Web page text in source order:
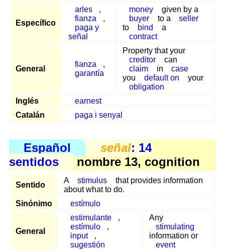
Específico
arles
,
fianza
,
paga y
señal
money
given by a
buyer
to a
seller
to
bind
a
contract
General
fianza
,
garantía
Property that your
creditor
can
claim
in
case
you
default on
your
obligation
Inglés
earnest
Catalán
paga i senyal
Español señal: 14
sentidos
nombre 13, cognition
Sentido
A stimulus
that provides information
about what to do.
Sinónimo
estímulo
General
estimulante
,
estímulo
,
input
,
sugestión
Any
stimulating
information or
event